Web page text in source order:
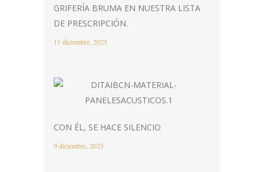
GRIFERÍA BRUMA EN NUESTRA LISTA
DE PRESCRIPCIÓN.
11 diciembre, 2025
CON ÉL, SE HACE SILENCIO
9 diciembre, 2025